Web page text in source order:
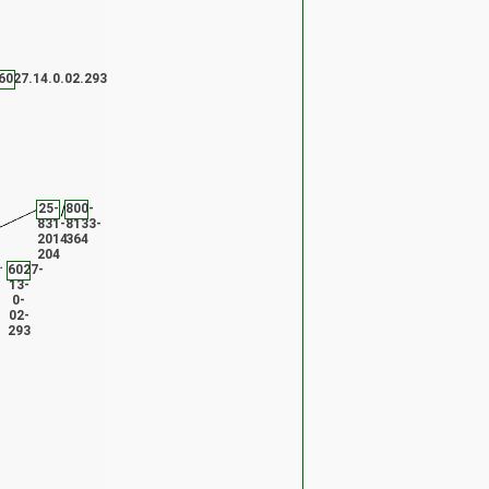
6027.14.0.02.293
6027-
13-
0-
02-
293
25-
831-
2014-
204
800-
8133-
364